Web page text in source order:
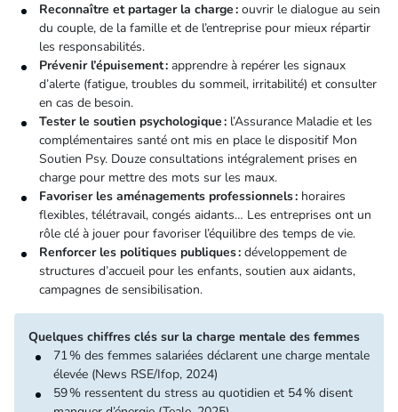
Reconnaître et partager la charge : ouvrir le dialogue au sein
du couple, de la famille et de l’entreprise pour mieux répartir
les responsabilités.
Prévenir l’épuisement : apprendre à repérer les signaux
d’alerte (fatigue, troubles du sommeil, irritabilité) et consulter
en cas de besoin.
Tester le soutien psychologique : l’Assurance Maladie et les
complémentaires santé ont mis en place le dispositif Mon
Soutien Psy. Douze consultations intégralement prises en
charge pour mettre des mots sur les maux.
Favoriser les aménagements professionnels : horaires
flexibles, télétravail, congés aidants… Les entreprises ont un
rôle clé à jouer pour favoriser l’équilibre des temps de vie.
Renforcer les politiques publiques : développement de
structures d’accueil pour les enfants, soutien aux aidants,
campagnes de sensibilisation.
Quelques chiffres clés sur la charge mentale des femmes
71 % des femmes salariées déclarent une charge mentale
élevée (News RSE/Ifop, 2024)
59 % ressentent du stress au quotidien et 54 % disent